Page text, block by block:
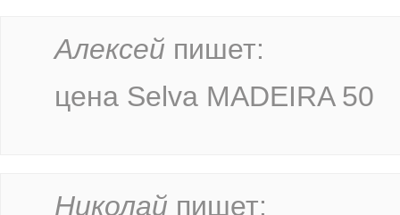
Алексей пишет:
цена Selva MADEIRA 50
Николай пишет: